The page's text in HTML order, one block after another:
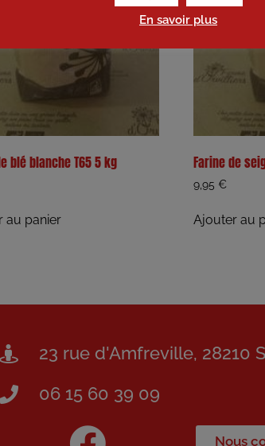
blé blanche T65 5 kg
au panier
Farine de
9,95€
Ajouter au
23 rue d'Amfreville, 28210
06 15 60 39 09
Nous
En savoir plus